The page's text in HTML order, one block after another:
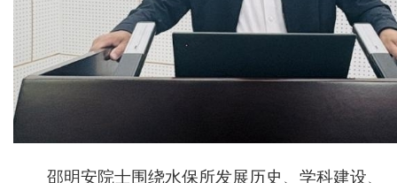
邵明安院士围绕水保所发展历史、学科建设、